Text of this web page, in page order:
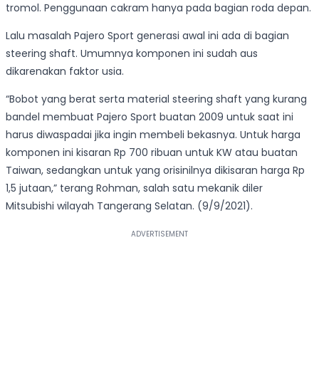
tromol. Penggunaan cakram hanya pada bagian roda depan.
Lalu masalah Pajero Sport generasi awal ini ada di bagian
steering shaft. Umumnya komponen ini sudah aus
dikarenakan faktor usia.
“Bobot yang berat serta material steering shaft yang kurang
bandel membuat Pajero Sport buatan 2009 untuk saat ini
harus diwaspadai jika ingin membeli bekasnya. Untuk harga
komponen ini kisaran Rp 700 ribuan untuk KW atau buatan
Taiwan, sedangkan untuk yang orisinilnya dikisaran harga Rp
1,5 jutaan,” terang Rohman, salah satu mekanik diler
Mitsubishi wilayah Tangerang Selatan. (9/9/2021).